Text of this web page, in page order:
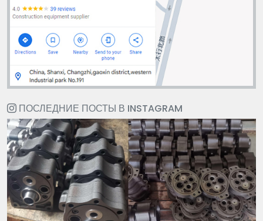
ПОСЛЕДНИЕ ПОСТЫ В INSTAGRAM